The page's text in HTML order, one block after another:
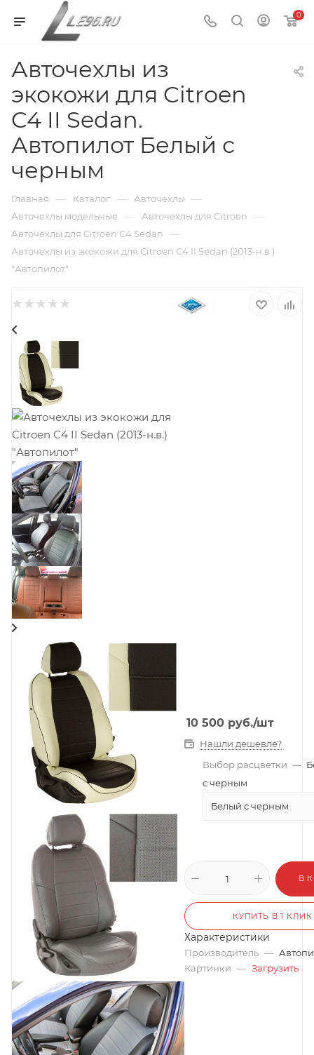
0
Авточехлы из
экокожи для Citroen
C4 II Sedan.
Автопилот Белый с
черным
Главная — Каталог — Авточехлы —
Авточехлы модельные — Авточехлы для Citroen —
Авточехлы для Citroen C4 Sedan —
Авточехлы из экокожи для Citroen C4 II Sedan (2013-н.в.)
"Автопилот"
10 500 руб./шт
Нашли дешевле?
Выбор расцветки —
с черным
Белый с черным
В
КУПИТЬ В 1 КЛИК
Характеристики
Производитель —
Картинки — Загрузить